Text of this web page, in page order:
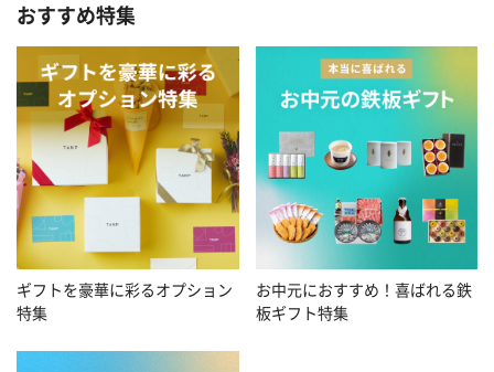
おすすめ特集
ギフトを豪華に彩るオプション
特集
お中元におすすめ！喜ばれる鉄
板ギフト特集